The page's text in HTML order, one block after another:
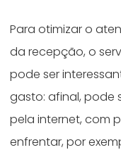
Para otimizar o
da recepção, o
pode ser
gasto: afinal, pode
pela internet, com
enfrentar, por